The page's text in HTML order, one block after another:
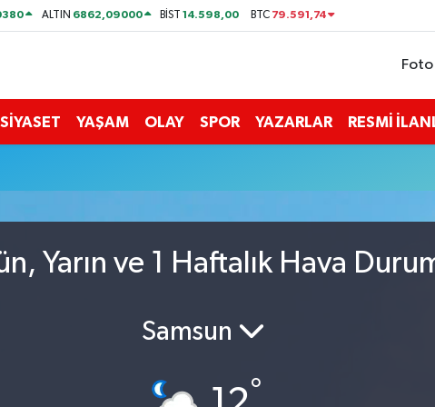
ALTIN 6862,09000 BİST14.598,00 BTC 79.591,74
SİYASET YAŞAM OLAY SPOR YAZARLAR RESMİ
Yarın ve 1 Haftalık Hava
Samsun
°